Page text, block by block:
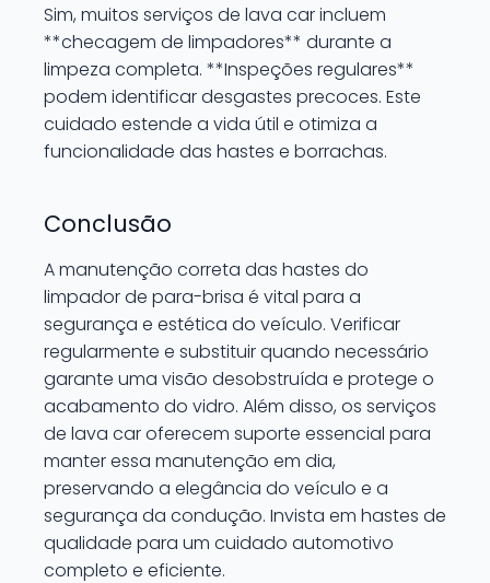
Sim, muitos serviços de lava car incluem
**checagem de limpadores** durante a
limpeza completa. **Inspeções regulares**
podem identificar desgastes precoces. Este
cuidado estende a vida útil e otimiza a
funcionalidade das hastes e borrachas.
Conclusão
A manutenção correta das hastes do
limpador de para-brisa é vital para a
segurança e estética do veículo. Verificar
regularmente e substituir quando necessário
garante uma visão desobstruída e protege o
acabamento do vidro. Além disso, os serviços
de lava car oferecem suporte essencial para
manter essa manutenção em dia,
preservando a elegância do veículo e a
segurança da condução. Invista em hastes de
qualidade para um cuidado automotivo
completo e eficiente.